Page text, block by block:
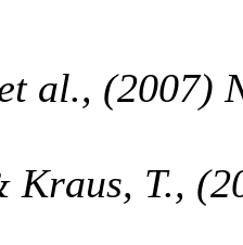
al., (2007)
T.,